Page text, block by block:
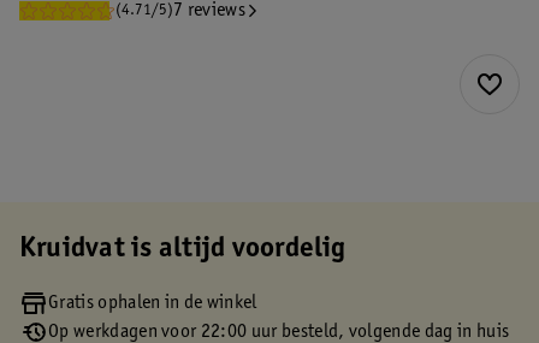
(4.71/5) 7 reviews
Kruidvat is altijd voordelig
Gratis ophalen in de winkel
Op werkdagen voor 22:00 uur besteld, volgende dag in huis